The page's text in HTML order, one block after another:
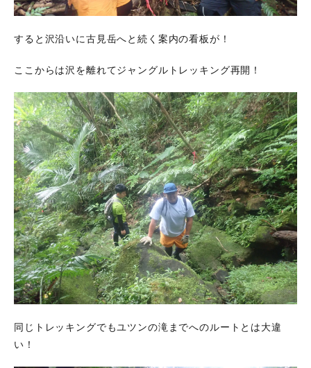
すると沢沿いに古見岳へと続く案内の看板が！
ここからは沢を離れてジャングルトレッキング再開！
同じトレッキングでもユツンの滝までへのルートとは大違
い！